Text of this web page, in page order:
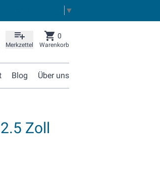
▼
Merkzettel Warenkorb
0
Blog Über uns
Zoll